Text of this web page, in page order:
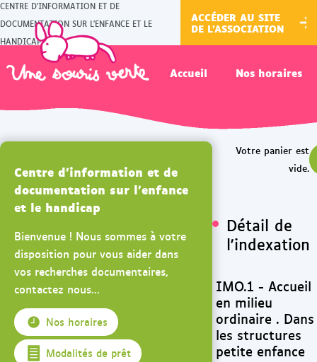
CENTRE D'INFORMATION ET DE
DOCUMENTATION SUR L'ENFANCE ET LE
HANDICAP
ACCÉDER AU SITE
DE L'ASSOCIATION
Accueil Nos horaires
Détail de
l'indexation
IMO.1 - Accueil
en milieu
ordinaire . Dans
les structures
petite enfance
Centre d'information et de
documentation sur l'enfance
et le handicap
Bienvenue ! Nous sommes à votre
disposition pour vous aider dans
vos recherches documentaires,
contactez nous...
Nos horaires
Modalités de prêt